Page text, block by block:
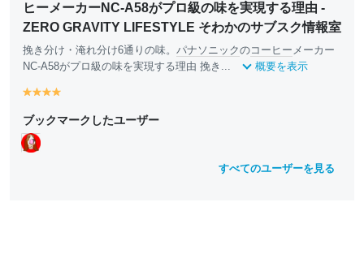
ヒーメーカーNC-A58がプロ級の味を実現する理由 -
ZERO GRAVITY LIFESTYLE そわかのサブスク情報室
挽き分け・淹れ分け6通りの味。 パナソニックのコーヒー メーカー
NC-A58がプロ級の味を実現する理由 挽き...
概要を表示
y
ll
o
w
y
ll
o
w
y
ll ll
ブックマークしたユーザー
すべてのユーザーを見る